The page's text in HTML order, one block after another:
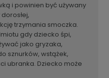
i powinien być używany
trzymania smoczka.
gdy dziecko śpi,
jako gryzaka,
sznurków, wstążek,
ubranka. Dziecko może